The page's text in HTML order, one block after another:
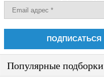
Популярные подборки